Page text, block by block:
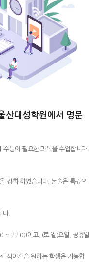
산대성학원에서 명문
수능에 필요한 과목을 수업합니다.
강화 하였습니다. 논술은 특강으
다.
~ 22:00이고, (토·일)요일, 공휴일
심야자습 원하는 학생은 가능합